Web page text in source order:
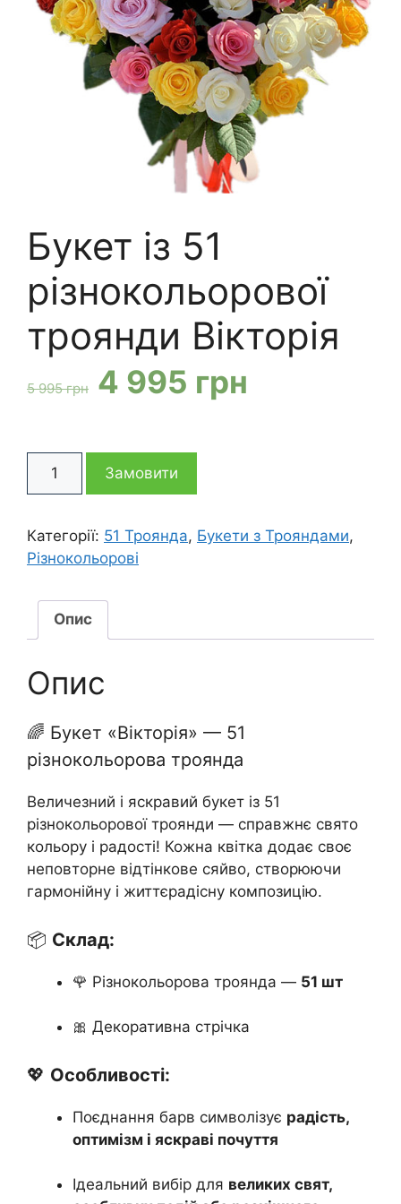
Букет із 51
різнокольорової
троянди Вікторія
5 995грн Оригінальна
5
995 грн
4 995 грн
995 грн
різнокольорової
троянди
кількість
Замовити
Категорії: 51 Троянда, Букети з Трояндами,
Різнокольорові
Опис
Опис
🌈 Букет «Вікторія» — 51
різнокольорова троянда
Величезний і яскравий букет із 51
різнокольорової троянди — справжнє свято
кольору і радості! Кожна квітка додає своє
неповторне відтінкове сяйво, створюючи
гармонійну і життєрадісну композицію.
📦 Склад:
🌹 Різнокольорова троянда — 51 шт
🎀 Декоративна стрічка
💖 Особливості:
Поєднання барв символізує радість,
оптимізм і яскраві почуття
Ідеальний вибір для великих свят,